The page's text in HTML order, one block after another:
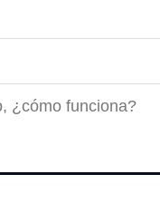
¿cómo funciona?